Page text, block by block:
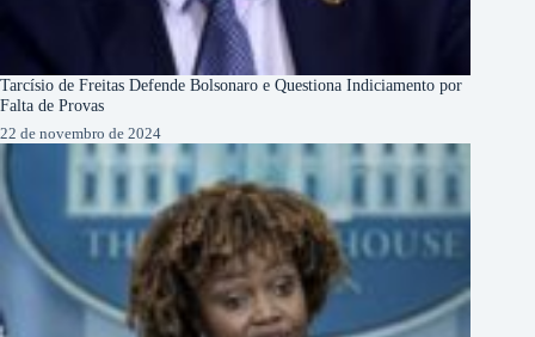
Tarcísio de Freitas Defende Bolsonaro e Questiona Indiciamento por
Falta de Provas
22 de novembro de 2024